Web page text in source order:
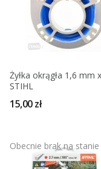
Żyłka okrągła 1,6 mm
STIHL
15,00 zł
Obecnie brak na stanie